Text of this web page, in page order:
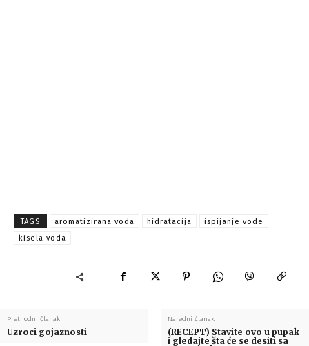
TAGS aromatizirana voda hidratacija
ispijanje vode
kisela voda
Prethodni članak
Uzroci gojaznosti
Naredni članak
(RECEPT) Stavite ovo u pupak
i gledajte šta će se desiti sa